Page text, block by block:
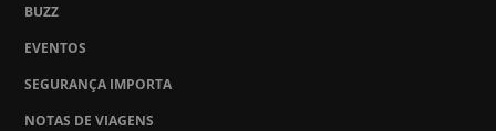
BUZZ
EVENTOS
SEGURANÇA IMPORTA
NOTAS DE VIAGENS